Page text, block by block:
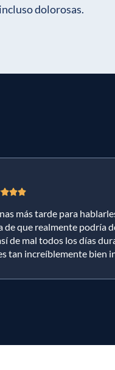
dolorosas.

más tarde para
de que realmente podría
de mal todos los días
tan increíblemente bien